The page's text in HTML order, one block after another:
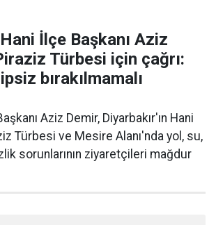
İlçe Başkanı Aziz
Türbesi için çağrı:
bırakılmamalı
Aziz Demir, Diyarbakır'ın Hani
Türbesi ve Mesire Alanı'nda yol, su,
sorunlarının ziyaretçileri mağdur